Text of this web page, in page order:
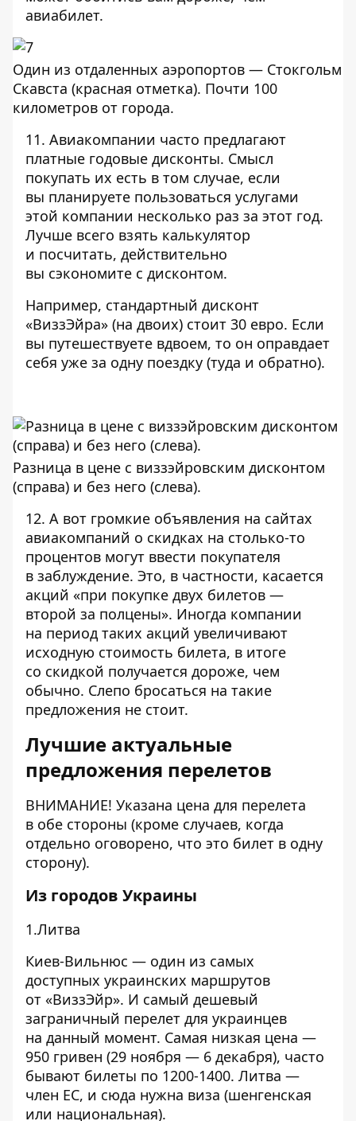
авиабилет.
Один из отдаленных аэропортов — Стокгольм
Скавста (красная отметка). Почти 100
километров от города.
11. Авиакомпании часто предлагают
платные годовые дисконты. Смысл
покупать их есть в том случае, если
вы планируете пользоваться услугами
этой компании несколько раз за этот год.
Лучше всего взять калькулятор
и посчитать, действительно
вы сэкономите с дисконтом.
Например, стандартный дисконт
«ВиззЭйра» (на двоих) стоит 30 евро. Если
вы путешествуете вдвоем, то он оправдает
себя уже за одну поездку (туда и обратно).
Разница в цене с виззэйровским дисконтом
(справа) и без него (слева).
12. А вот громкие объявления на сайтах
авиакомпаний о скидках на столько-то
процентов могут ввести покупателя
в заблуждение. Это, в частности, касается
акций «при покупке двух билетов —
второй за полцены». Иногда компании
на период таких акций увеличивают
исходную стоимость билета, в итоге
со скидкой получается дороже, чем
обычно. Слепо бросаться на такие
предложения не стоит.
Лучшие актуальные
предложения перелетов
ВНИМАНИЕ! Указана цена для перелета
в обе стороны (кроме случаев, когда
отдельно оговорено, что это билет в одну
сторону).
Из городов Украины
1.Литва
Киев-Вильнюс — один из самых
доступных украинских маршрутов
от «ВиззЭйр». И самый дешевый
заграничный перелет для украинцев
на данный момент. Самая низкая цена —
950 гривен (29 ноября — 6 декабря), часто
бывают билеты по 1200-1400. Литва —
член ЕС, и сюда нужна виза (шенгенская
или национальная).